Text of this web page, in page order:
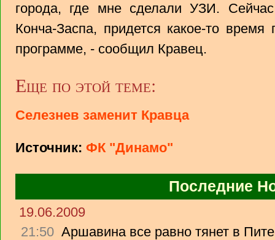
города, где мне сделали УЗИ.
Конча-Заспа, придется какое-то время
программе, - сообщил Кравец.
Еще по этой теме:
Селезнев заменит Кравца
Источник: ФК "Динамо"
Последние
19.06.2009
21:50 Аршавина все равно тянет в